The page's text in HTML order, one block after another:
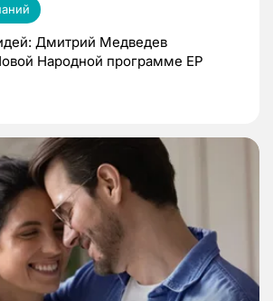
Дмитрий Медведев
Народной программе ЕР